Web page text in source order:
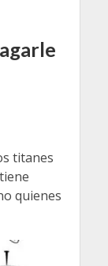
titanes
quienes